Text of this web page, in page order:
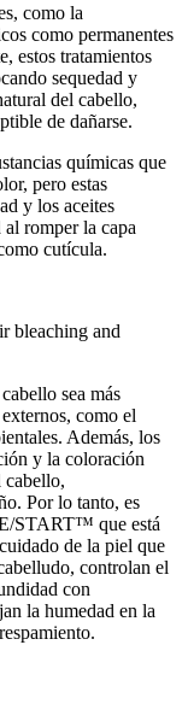
como la
como permanentes
estos tratamientos
sequedad y
del cabello,
de dañarse.
químicas que
pero estas
y los aceites
romper la capa
cutícula.
sea más
como el
Además, los
y la coloración
cabello,
Por lo tanto, es
START™ que está
de la piel que
controlan el
con
la humedad en la